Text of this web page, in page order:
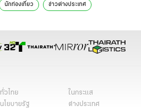
นักท่องเที่ยว ข่าวต่างประเทศ
ทั่วไทย
ในกระแส
นโยบายรัฐ
ต่างประเทศ